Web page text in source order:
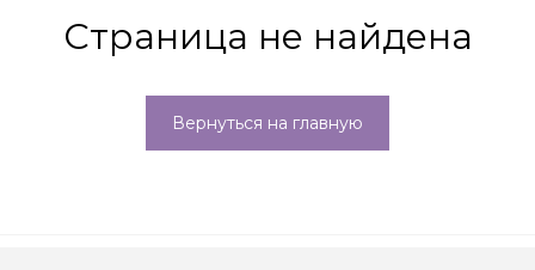
Страница не найдена
Вернуться на главную